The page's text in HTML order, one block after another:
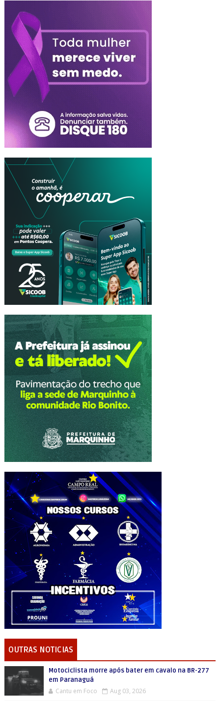
OUTRAS NOTICIAS
Motociclista morre após bater em cavalo na BR-277
em Paranaguá
Cantu em Foco Aug 03, 2026